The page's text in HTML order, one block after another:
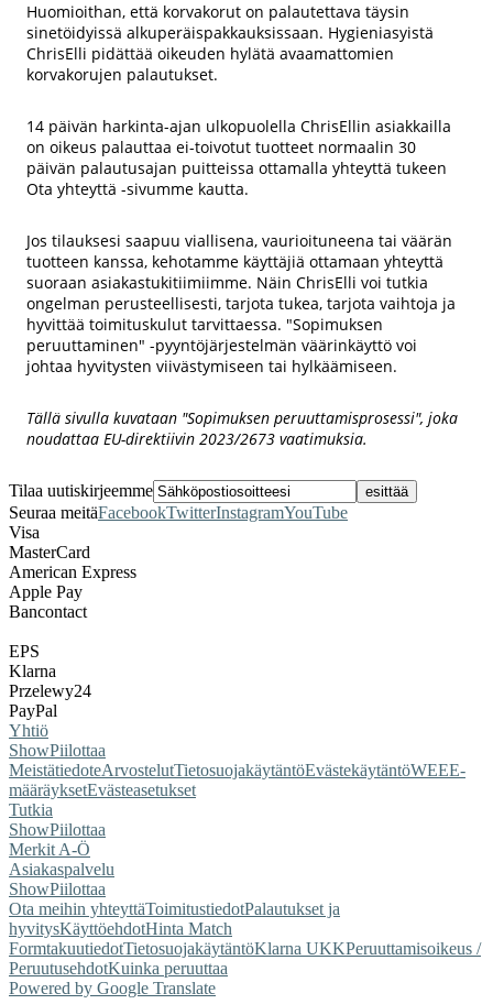
Huomioithan, että korvakorut on palautettava täysin
sinetöidyissä alkuperäispakkauksissaan. Hygieniasyistä
ChrisElli pidättää oikeuden hylätä avaamattomien
korvakorujen palautukset.
14 päivän harkinta-ajan ulkopuolella ChrisEllin asiakkailla
on oikeus palauttaa ei-toivotut tuotteet normaalin 30
päivän palautusajan puitteissa ottamalla yhteyttä tukeen
Ota yhteyttä -sivumme kautta.
Jos tilauksesi saapuu viallisena, vaurioituneena tai väärän
tuotteen kanssa, kehotamme käyttäjiä ottamaan yhteyttä
suoraan asiakastukitiimiimme. Näin ChrisElli voi tutkia
ongelman perusteellisesti, tarjota tukea, tarjota vaihtoja ja
hyvittää toimituskulut tarvittaessa. "Sopimuksen
peruuttaminen" -pyyntöjärjestelmän väärinkäyttö voi
johtaa hyvitysten viivästymiseen tai hylkäämiseen.
Tällä sivulla kuvataan "Sopimuksen peruuttamisprosessi", joka
noudattaa EU-direktiivin 2023/2673 vaatimuksia.
Tilaa uutiskirjeemme
Seuraa meitäFacebookTwitterInstagramYouTube
Visa
MasterCard
American Express
Apple Pay
Bancontact
EPS
Klarna
Przelewy24
PayPal
Yhtiö
ShowPiilottaa
MeistätiedoteArvostelutTietosuojakäytäntöEvästekäytäntöWEEE-
määräyksetEvästeasetukset
Tutkia
ShowPiilottaa
Merkit A-Ö
Asiakaspalvelu
ShowPiilottaa
Ota meihin yhteyttäToimitustiedotPalautukset ja
hyvitysKäyttöehdotHinta Match
FormtakuutiedotTietosuojakäytäntöKlarna UKKPeruuttamisoikeus /
PeruutusehdotKuinka peruuttaa
Powered by Google Translate